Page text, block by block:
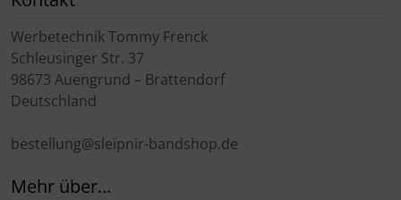
Werbetechnik Tommy Frenck
Schleusinger Str. 37
98673 Auengrund – Brattendorf
Deutschland
bestellung@sleipnir-bandshop.de
Mehr über...